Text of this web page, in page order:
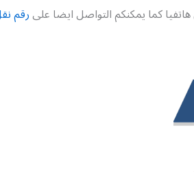
كما يمكنكم التواصل ايضا علىرقم